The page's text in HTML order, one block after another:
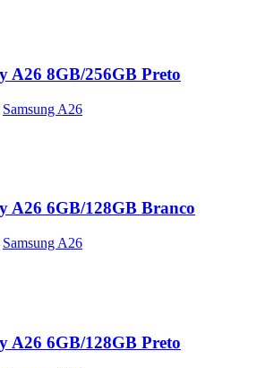
A26 8GB/256GB Preto
Samsung A26
A26 6GB/128GB Branco
Samsung A26
A26 6GB/128GB Preto